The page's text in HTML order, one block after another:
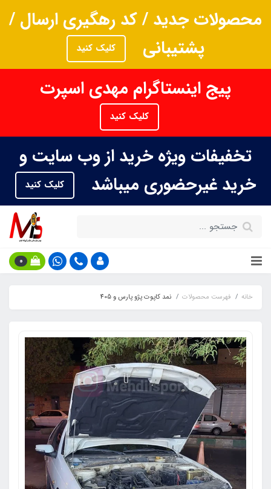
محصولات جدید / کد رهگیری ارسال /
پشتیبانی
کلیک کنید
پیج اینستاگرام مهدی اسپرت
کلیک کنید
تخفیفات ویژه خرید از وب سایت و
خرید غیرحضوری میباشد
کلیک کنید
0
خانه فهرست محصولات نمد کاپوت پژو پارس و 405